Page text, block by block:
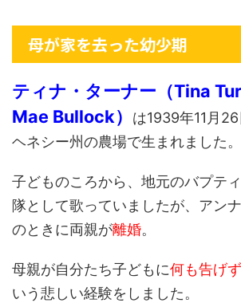
母が家を去った幼少期
ティナ・ターナー（Tina
Mae Bullock）
は1939年11月
ヘネシー州の農場で生まれました。
子どものころから、地元のバプテ
隊として歌っていましたが、アン
のときに両親が離婚。
母親が自分たち子どもに何も告げ
いう悲しい経験をしました。